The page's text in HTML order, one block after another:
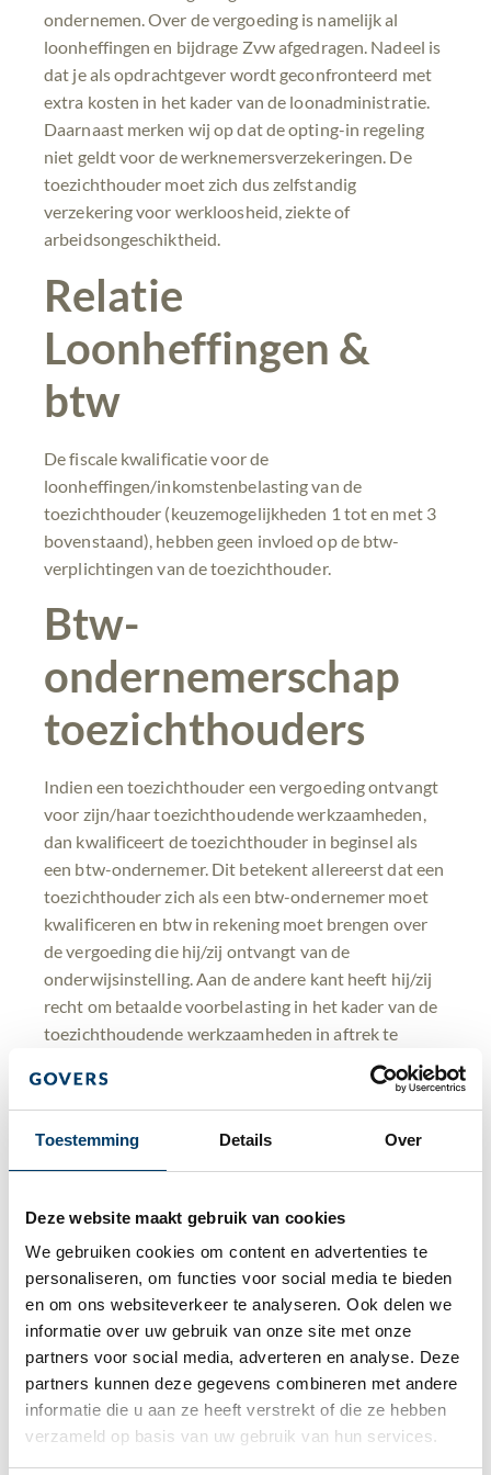
Toestemming Details Over
Deze website maakt gebruik van cookies
We gebruiken cookies om content en advertenties te
personaliseren, om functies voor social media te bieden
en om ons websiteverkeer te analyseren. Ook delen we
informatie over uw gebruik van onze site met onze
partners voor social media, adverteren en analyse. Deze
partners kunnen deze gegevens combineren met andere
informatie die u aan ze heeft verstrekt of die ze hebben
verzameld op basis van uw gebruik van hun services.
ondernemen. Over de vergoeding is namelijk al
loonheffingen en bijdrage Zvw afgedragen. Nadeel is
dat je als opdrachtgever wordt geconfronteerd met
extra kosten in het kader van de loonadministratie.
Daarnaast merken wij op dat de opting-in regeling
niet geldt voor de werknemersverzekeringen. De
toezichthouder moet zich dus zelfstandig
verzekering voor werkloosheid, ziekte of
arbeidsongeschiktheid.
Relatie
Loonheffingen &
btw
De fiscale kwalificatie voor de
loonheffingen/inkomstenbelasting van de
toezichthouder (keuzemogelijkheden 1 tot en met 3
bovenstaand), hebben geen invloed op de btw-
verplichtingen van de toezichthouder.
Btw-
ondernemerschap
toezichthouders
Indien een toezichthouder een vergoeding ontvangt
voor zijn/haar toezichthoudende werkzaamheden,
dan kwalificeert de toezichthouder in beginsel als
een btw-ondernemer. Dit betekent allereerst dat een
toezichthouder zich als een btw-ondernemer moet
kwalificeren en btw in rekening moet brengen over
de vergoeding die hij/zij ontvangt van de
onderwijsinstelling. Aan de andere kant heeft hij/zij
recht om betaalde voorbelasting in het kader van de
toezichthoudende werkzaamheden in aftrek te
brengen. Als gevolg van deze btw-verplichtingen
moet de toezichthouder periodiek een btw-aangifte
indienen en een btw-administratie bijhouden.
Recente
jurisprudentie
Op 13 juni 2019 heeft het Hof van Justitie echter
geoordeeld dat commissarissen en soortgelijke
toezichthouders onder voorwaarden niet worden
aangemerkt als btw-ondernemer. Uit deze uitspraak
(welke ook is bevestigd door het Hof ‘s-
Hertogenbosch) blijkt dat voor de kwalificatie van
een toezichthouder als btw-ondernemer bepalend is